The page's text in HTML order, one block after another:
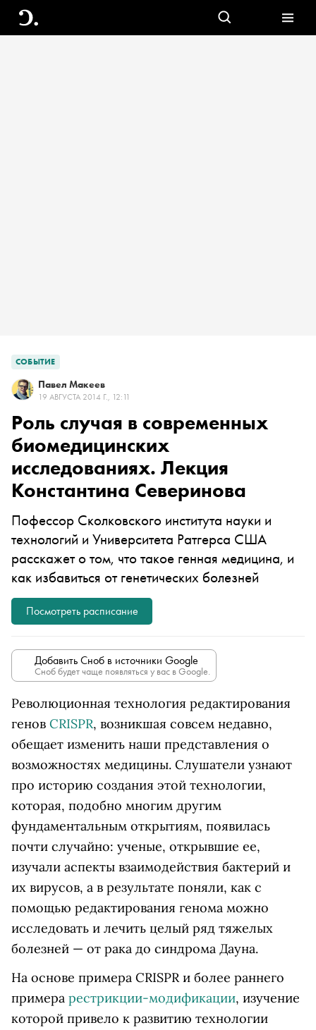
СОБЫТИЕ
Павел Макеев
19 АВГУСТА 2014 Г., 12:11
Роль случая в современных
биомедицинских
исследованиях. Лекция
Константина Северинова
Пофессор Сколковского института науки и
технологий и Университета Ратгерса США
расскажет о том, что такое генная медицина, и
как избавиться от генетических болезней
Посмотреть расписание
Добавить Сноб в источники Google
Сноб будет чаще появляться у вас в Google.
Революционная технология редактирования
генов CRISPR, возникшая совсем недавно,
обещает изменить наши представления о
возможностях медицины. Слушатели узнают
про историю создания этой технологии,
которая, подобно многим другим
фундаментальным открытиям, появилась
почти случайно: ученые, открывшие ее,
изучали аспекты взаимодействия бактерий и
их вирусов, а в результате поняли, как с
помощью редактирования генома можно
исследовать и лечить целый ряд тяжелых
болезней — от рака до синдрома Дауна.
На основе примера CRISPR и более раннего
примера рестрикции-модификации, изучение
которой привело к развитию технологии